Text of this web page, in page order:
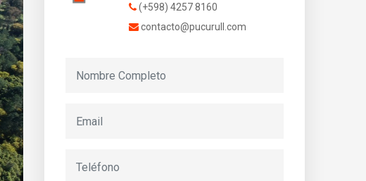
(+598) 4257 8160
contacto@pucurull.com